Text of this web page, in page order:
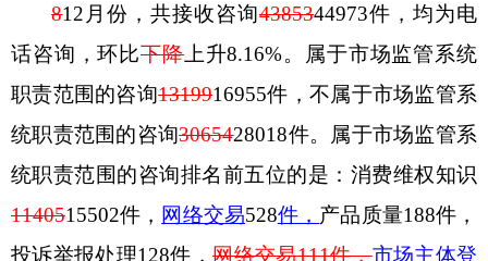
812 月份，共接收咨询4385344973件，均为电
话咨询，环比下降上升8.16%。属于市场监管系统
职责范围的咨询1319916955件，不属于市场监管系
统职责范围的咨询3065428018件。属于市场监管系
统职责范围的咨询排名前五位的是：消费维权知识
1140515502件， 网络交易528件 ， 产品质量188件，
投诉举报处理128件，网络交易111件，市场主体登